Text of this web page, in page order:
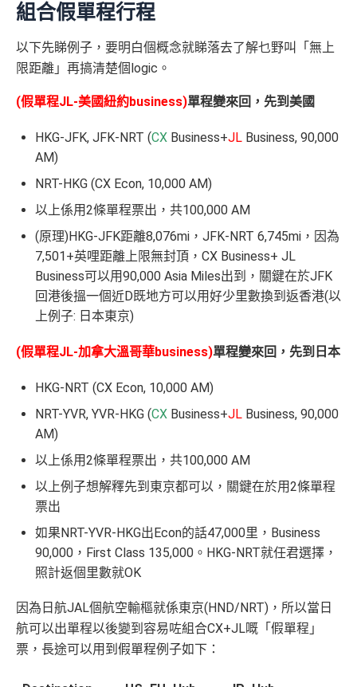
組合假單程行程
以下先睇例子，要明白個概念就睇落去了解乜野叫「無上
限距離」再搞清楚個logic。
(假單程JL-美國紐約business)單程變來回，先到美國
HKG-JFK, JFK-NRT (CX Business+JL Business, 90,000
AM)
NRT-HKG (CX Econ, 10,000 AM)
以上係用2條單程票出，共100,000 AM
(原理)HKG-JFK距離8,076mi，JFK-NRT 6,745mi，因為
7,501+英哩距離上限無封頂，CX Business+ JL
Business可以用90,000 Asia Miles出到，關鍵在於JFK
回港後搵一個近D既地方可以用好少里數換到返香港(以
上例子: 日本東京)
(假單程JL-加拿大溫哥華business)單程變來回，先到日本
HKG-NRT (CX Econ, 10,000 AM)
NRT-YVR, YVR-HKG (CX Business+JL Business, 90,000
AM)
以上係用2條單程票出，共100,000 AM
以上例子想解釋先到東京都可以，關鍵在於用2條單程
票出
如果NRT-YVR-HKG出Econ的話47,000里，Business
90,000，First Class 135,000。HKG-NRT就任君選擇，
照計返個里數就OK
因為日航JAL個航空輸樞就係東京(HND/NRT)，所以當日
航可以出單程以後變到容易咗組合CX+JL嘅「假單程」
票，長途可以用到假單程例子如下：